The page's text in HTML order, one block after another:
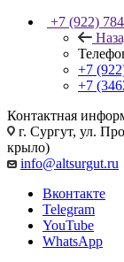
+7 (922)
+7
+7
Контактная
г. Сургут, ул.
крыло)
info@altsurgut.ru
Вконтакте
Telegram
YouTube
WhatsApp